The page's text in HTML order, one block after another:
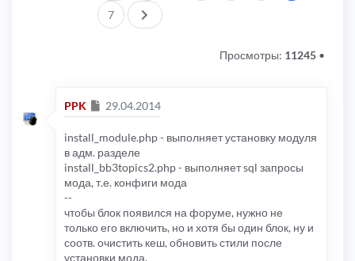
7 След.
Просмотры: 11245 •
PPK Сообщение
29.04.2014
install_module.php - выполняет установку модуля
в адм. разделе
install_bb3topics2.php - выполняет sql запросы
мода, т.е. конфиги мода
--
чтобы блок появился на форуме, нужно не
только его включить, но и хотя бы один блок, ну и
соотв. очистить кеш, обновить стили после
установки мода.